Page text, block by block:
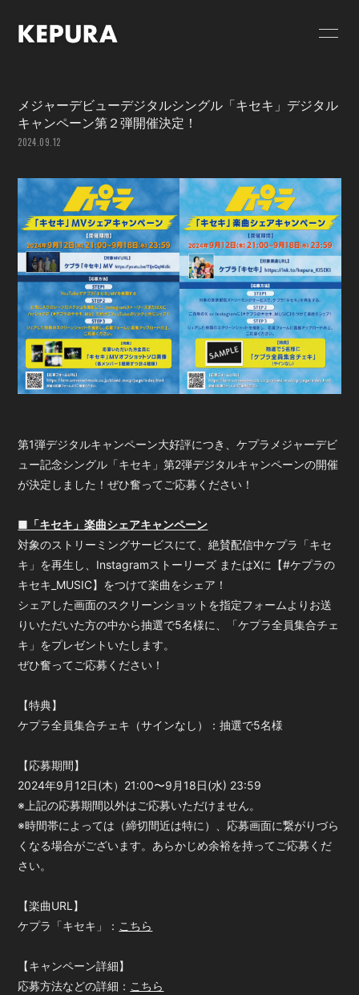
SCHEDULE
GOODS
VIDEO
PROFILE
CONTACT
FC限定 PHOTO
FC限定 MOVIE
FC限定 RADIO
FC限定ブログ
FC限定 Q&A
メジャーデビューデジタルシングル「キセキ」デジタル
キャンペーン第２弾開催決定！
2024.09.12
第1弾デジタルキャンペーン大好評につき、ケプラメジャーデビ
ュー記念シングル「キセキ」第2弾デジタルキャンペーンの開催
が決定しました！ぜひ奮ってご応募ください！
■「キセキ」楽曲シェアキャンペーン
対象のストリーミングサービスにて、絶賛配信中ケプラ「キセ
キ」を再生し、Instagramストーリーズ またはXに【#ケプラの
キセキ_MUSIC】をつけて楽曲をシェア！
シェアした画面のスクリーンショットを指定フォームよりお送
りいただいた方の中から抽選で5名様に、「ケプラ全員集合チェ
キ」をプレゼントいたします。
ぜひ奮ってご応募ください！
【特典】
ケプラ全員集合チェキ（サインなし）：抽選で5名様
【応募期間】
2024年9月12日(木）21:00〜9月18日(水) 23:59
※上記の応募期間以外はご応募いただけません。
※時間帯によっては（締切間近は特に）、応募画面に繋がりづら
くなる場合がございます。あらかじめ余裕を持ってご応募くだ
さい。
【楽曲URL】
ケプラ「キセキ」： こちら
【キャンペーン詳細】
応募方法などの詳細： こちら